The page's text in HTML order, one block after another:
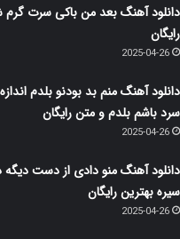
دانلود آهنگ بعد من باکی سرت گرم
رایگان
2025-04-26
دانلود آهنگ منم بد بودنو بلدم
سرد باشم بلدم و متن رایگان
2025-04-26
دانلود آهنگ منو دادی از دست دیگه
سیره بهترین رایگان
2025-04-26